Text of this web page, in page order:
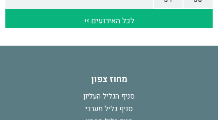
מחוז צפון
סניף הגליל העליון
סניף גליל מערבי